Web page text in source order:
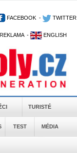
FACEBOOK - TWITTER
REKLAMA - ENGLISH
TURISTÉ
TEST MÉDIA